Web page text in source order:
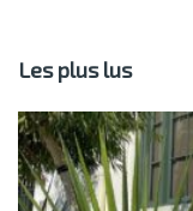
Les plus lus